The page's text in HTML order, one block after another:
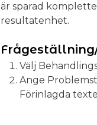
är sparad
resultatenhet.
Välj
Ange
Förinlagda